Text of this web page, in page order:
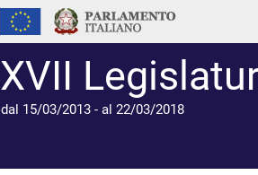
XVII
dal 15/03/2013 - al 22/03/2018